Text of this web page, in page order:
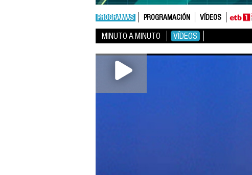
PROGRAMAS PROGRAMACIÓN VÍDEOS
MINUTO A MINUTO VÍDEOS